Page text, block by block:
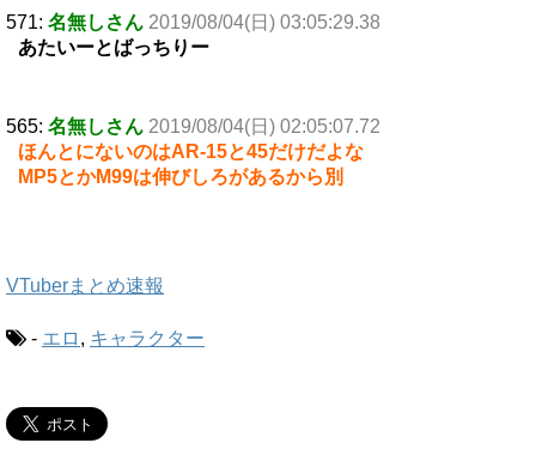
571: 名無しさん 2019/08/04(日) 03:05:29.38
あたいーとばっちりー
565: 名無しさん 2019/08/04(日) 02:05:07.72
ほんとにないのはAR-15と45だけだよな
MP5とかM99は伸びしろがあるから別
VTuberまとめ速報
- エロ , キャラクター